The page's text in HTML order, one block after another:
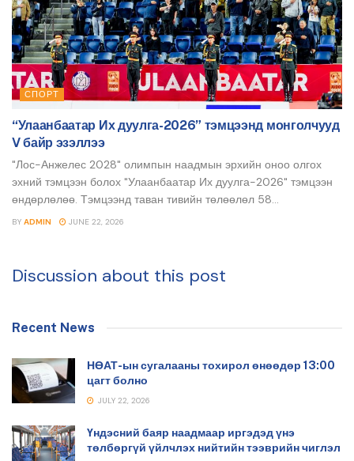
СПОРТ
“Улаанбаатар Их дуулга-2026” тэмцээнд монголчууд
V байр эзэллээ
"Лос-Анжелес 2028" олимпын наадмын эрхийн оноо олгох
эхний тэмцээн болох "Улаанбаатар Их дуулга-2026" тэмцээн
өндөрлөлөө. Тэмцээнд таван тивийн төлөөлөл 58...
BY ADMIN JUNE 22, 2026
Discussion about this post
Recent News
НӨАТ-ын сугалааны тохирол өнөөдөр 13:00
цагт болно
JULY 22, 2026
Үндэсний баяр наадмаар иргэдэд үнэ
төлбөргүй үйлчлэх нийтийн тээврийн чиглэл